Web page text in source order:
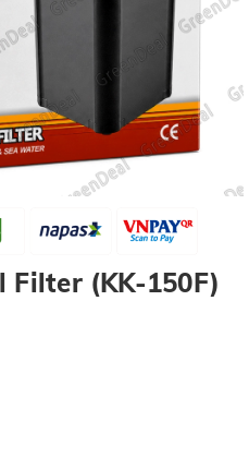
Filter (KK-150F)